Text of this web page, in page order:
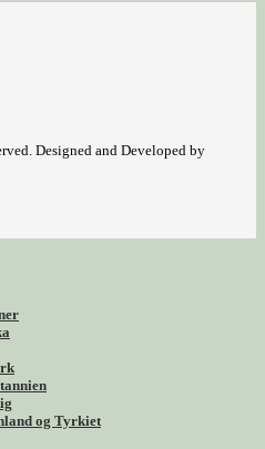
Designed and Developed by
og Tyrkiet